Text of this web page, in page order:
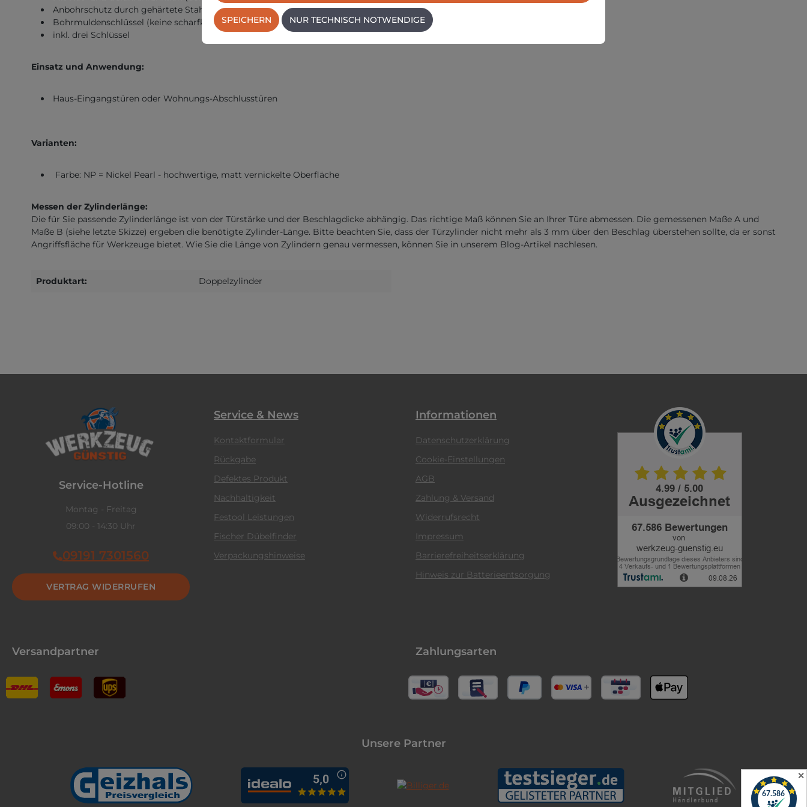
Anbohrschutz durch gehärtete Stahlstifte
Bohrmuldenschlüssel (keine scharfkantigen Einschnitte mehr)
inkl. drei Schlüssel
Einsatz und Anwendung:
Haus-Eingangstüren oder Wohnungs-Abschlusstüren
Varianten:
Farbe: NP = Nickel Pearl - hochwertige, matt vernickelte Oberfläche
Messen der Zylinderlänge:
Die für Sie passende Zylinderlänge ist von der Türstärke und der Beschlagdicke abhängig. Das richtige Maß können Sie an Ihrer Türe abmessen. Die gemessenen Maße A und
Maße B (siehe letzte Skizze) ergeben die benötigte Zylinder-Länge. Bitte beachten Sie, dass der Türzylinder nicht mehr als 3 mm über den Beschlag überstehen sollte, da er sonst
Angriffsfläche für Werkzeuge bietet. Wie Sie die Länge von Zylindern genau vermessen, können Sie in unserem Blog-Artikel nachlesen.
Produktart: Doppelzylinder
Service-Hotline
Montag - Freitag
09:00 - 14:30 Uhr
09191 7301560
VERTRAG WIDERRUFEN
Service & News
Kontaktformular
Rückgabe
Defektes Produkt
Nachhaltigkeit
Festool Leistungen
Fischer Dübelfinder
Verpackungshinweise
Informationen
Datenschutzerklärung
Cookie-Einstellungen
AGB
Zahlung & Versand
Widerrufsrecht
Impressum
Barrierefreiheitserklärung
Hinweis zur Batterieentsorgung
Versandpartner Zahlungsarten
Unsere Partner
SPEICHERN NUR TECHNISCH NOTWENDIGE
✕